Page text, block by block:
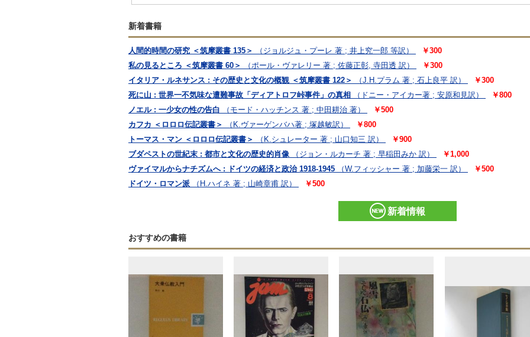
新着書籍
人間的時間の研究 ＜筑摩叢書 135＞ （ジョルジュ・プーレ 著 ; 井上究一郎 等訳）
￥300
私の見るところ ＜筑摩叢書 60＞
（ポール・ヴァレリー 著 ; 佐藤正彰, 寺田透 訳）
￥300
イタリア・ルネサンス : その歴史と文化の概観 ＜筑摩叢書 122＞
（J.H.プラム 著 ; 石上良平 訳）
￥300
死に山 : 世界一不気味な遭難事故「ディアトロフ峠事件」の真相
（ドニー・アイカー著 ; 安原和見訳）
￥800
ノエル : 一少女の性の告白
（モード・ハッチンス 著 ; 中田耕治 著）
￥500
カフカ ＜ロロロ伝記叢書＞
（K.ヴァーゲンバハ著 ; 塚越敏訳）
￥800
トーマス・マン ＜ロロロ伝記叢書＞
（K.シュレーター 著 ; 山口知三 訳）
￥900
ブダペストの世紀末 : 都市と文化の歴史的肖像
（ジョン・ルカーチ 著 ; 早稲田みか 訳）
￥1,000
ヴァイマルからナチズムへ : ドイツの経済と政治 1918-1945
（W.フィッシャー 著 ; 加藤栄一 訳）
￥500
ドイツ・ロマン派
（H.ハイネ 著 ; 山崎章甫 訳） ￥500
新着情報
おすすめの書籍